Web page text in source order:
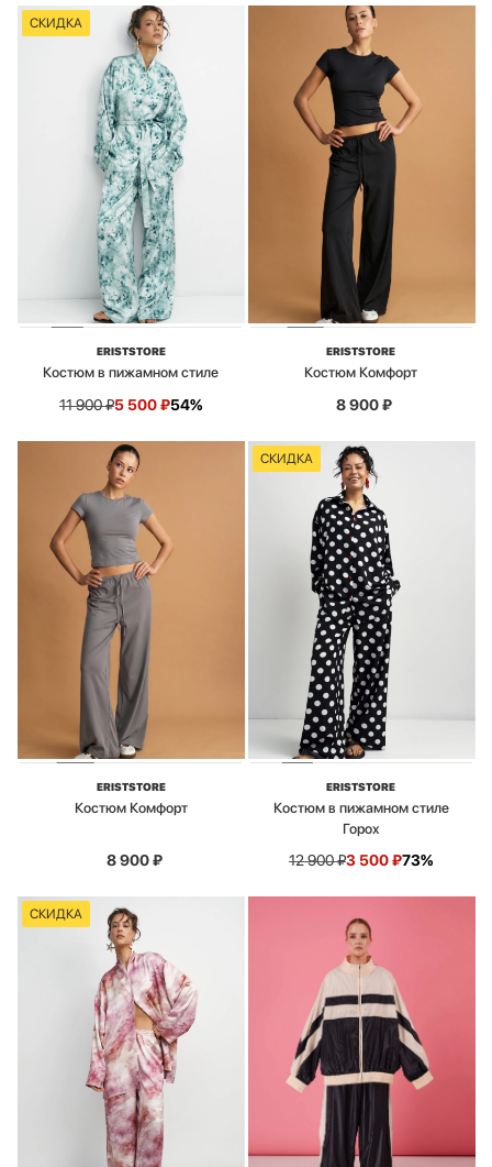
СКИДКА
ERISTSTORE
Костюм в пижамном стиле
11 900₽5 500₽54%
ERISTSTORE
Костюм Комфорт
8 900₽
ERISTSTORE
Костюм Комфорт
8 900₽
СКИДКА
ERISTSTORE
Костюм в пижамном стиле
Горох
12 900₽3 500₽73%
СКИДКА